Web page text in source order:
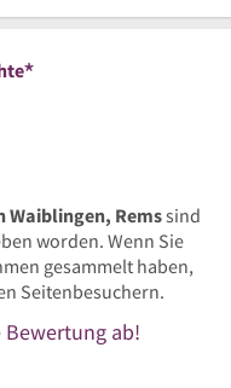
Uhr
*
Waiblingen, Remssind
worden. Wenn Sie
gesammelt haben,
Seitenbesuchern.
Bewertung ab!